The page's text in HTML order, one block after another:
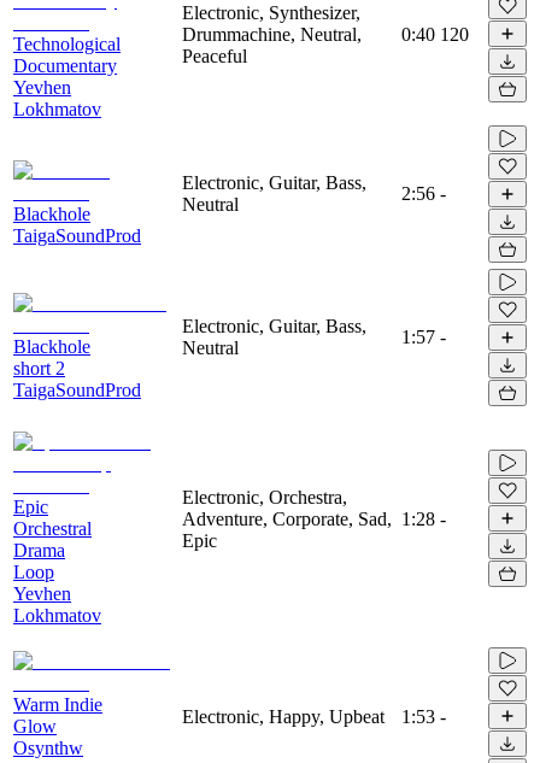
Technological
Documentary
Yevhen
Lokhmatov
Electronic, Synthesizer,
Drummachine, Neutral,
Peaceful
0:40 120
Blackhole
TaigaSoundProd
Electronic, Guitar, Bass,
Neutral
2:56 -
Blackhole
short 2
TaigaSoundProd
Electronic, Guitar, Bass,
Neutral
1:57 -
Epic
Orchestral
Drama
Loop
Yevhen
Lokhmatov
Electronic, Orchestra,
Adventure, Corporate, Sad,
Epic
1:28 -
Warm Indie
Glow
Osynthw
Electronic, Happy, Upbeat 1:53 -